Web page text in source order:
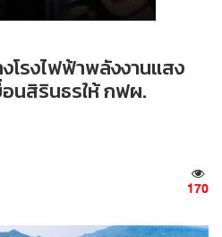
โรงไฟฟ้าพลังงานแสง
นสิรินธรให้ กฟผ.
170